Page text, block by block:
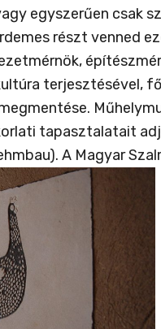
egyszerűen csak
részt venned
terjesztésével,
tapasztalatait
A Magyar